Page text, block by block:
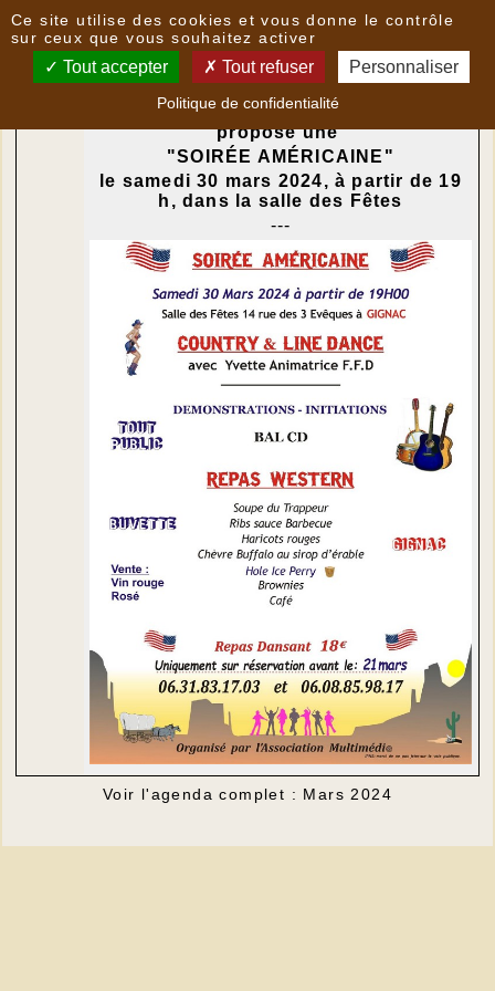
Agenda du Samedi 30 Mars 2024
L'Association MULTIMEDIA vous
propose une
"SOIRÉE AMÉRICAINE"
le samedi 30 mars 2024, à partir de 19
h, dans la salle des Fêtes
---
Voir l'agenda complet : Mars 2024
Ce site utilise des cookies et vous donne le contrôle
sur ceux que vous souhaitez activer
Tout accepter Tout refuser Personnaliser
Politique de confidentialité